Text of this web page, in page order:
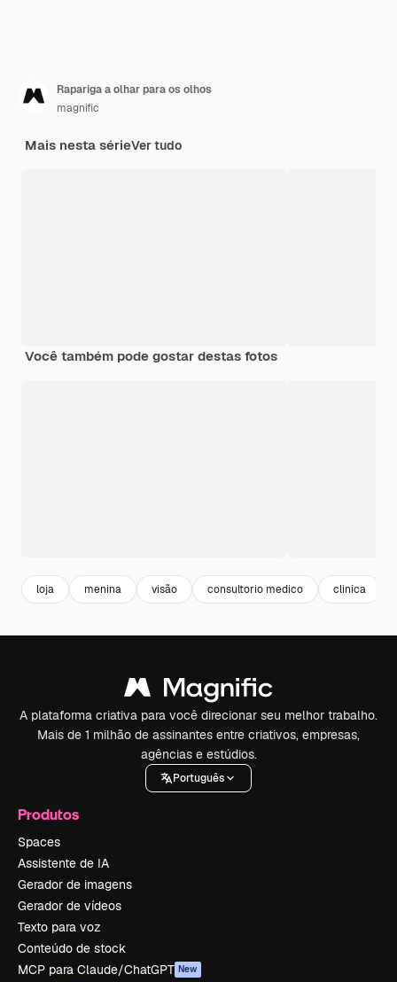
Rapariga a olhar para os olhos
magnific
Mais nesta sérieVer tudo
Você também pode gostar destas fotos
loja menina visão consultorio medico clinica
A plataforma criativa para você direcionar seu melhor trabalho.
Mais de 1 milhão de assinantes entre criativos, empresas,
agências e estúdios.
Português
Produtos
Spaces
Assistente de IA
Gerador de imagens
Gerador de vídeos
Texto para voz
Conteúdo de stock
MCP para Claude/ChatGPT New